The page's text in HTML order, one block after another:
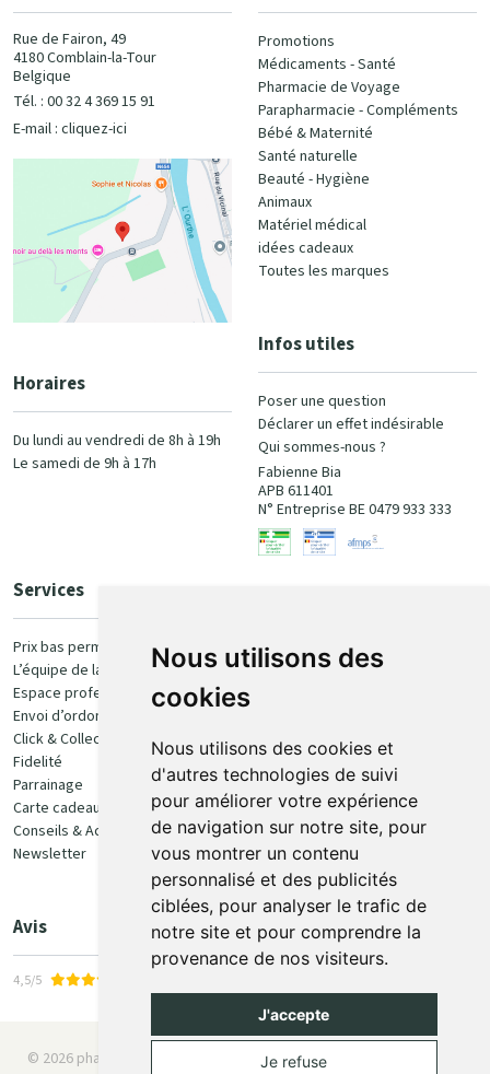
Nous utilisons des
cookies
Nous utilisons des cookies et
d'autres technologies de suivi
pour améliorer votre expérience
de navigation sur notre site, pour
vous montrer un contenu
personnalisé et des publicités
ciblées, pour analyser le trafic de
notre site et pour comprendre la
provenance de nos visiteurs.
J'accepte
Je refuse
Rue de Fairon, 49
4180 Comblain-la-Tour
Belgique
Tél. : 00 32 4 369 15 91
E-mail : cliquez-ici
Horaires
Du lundi au vendredi de 8h à 19h
Le samedi de 9h à 17h
Promotions
Médicaments - Santé
Pharmacie de Voyage
Parapharmacie - Compléments
Bébé & Maternité
Santé naturelle
Beauté - Hygiène
Animaux
Matériel médical
idées cadeaux
Toutes les marques
Infos utiles
Poser une question
Déclarer un effet indésirable
Qui sommes-nous ?
Fabienne Bia
APB 611401
N° Entreprise BE 0479 933 333
Services
Prix bas permanent
L’équipe de la pharmacie
Espace professionnel
Envoi d’ordonnance
Click & Collect
Fidelité
Parrainage
Carte cadeau
Conseils & Actualités
Newsletter
Avis
4,5/5
100% sécurisé
Retrait et livraison
Retrait en Click & Collect
Livraison à domicile
Livraison en Point Relais
© 2026 pharmaone.be Tous droits réservés